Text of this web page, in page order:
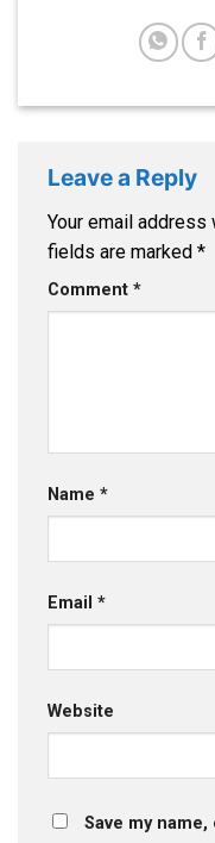
Leave a Reply
Your email
fields are marked *
Comment *
Name *
Email *
Website
Save my